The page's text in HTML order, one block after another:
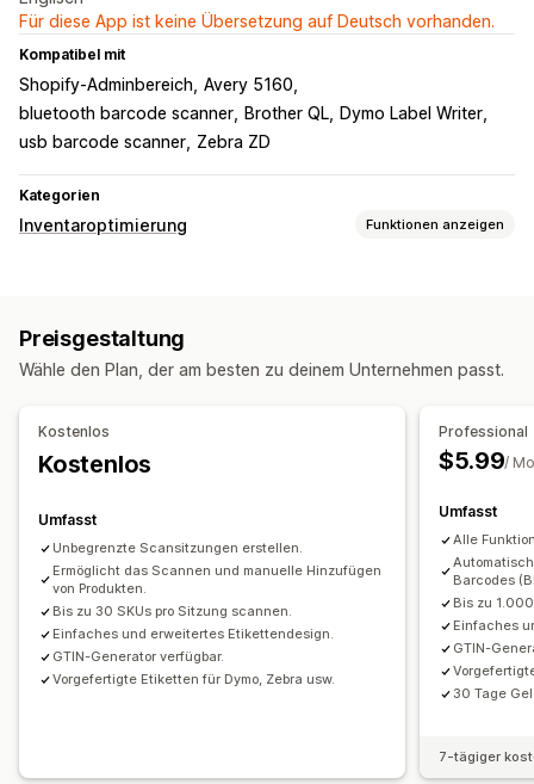
Für diese App ist keine Übersetzung auf Deutsch vorhanden.
Kompatibel mit
Shopify-Adminbereich Avery 5160
bluetooth barcode scanner
Brother QL
Dymo Label Writer
usb barcode scanner Zebra ZD
Kategorien
Inventaroptimierung Funktionen anzeigen
Preisgestaltung
Wähle den Plan, der am besten zu deinem Unternehmen passt.
Kostenlos
Kostenlos
Umfasst
Unbegrenzte Scansitzungen erstellen.
Ermöglicht das Scannen und manuelle Hinzufügen
von Produkten.
Bis zu 30 SKUs pro Sitzung scannen.
Einfaches und erweitertes Etikettendesign.
GTIN-Generator verfügbar.
Vorgefertigte Etiketten für Dymo, Zebra usw.
Professional
$5.99/
Umfasst
Alle
Barcodes
Bis zu
Einfaches
GTIN-
30 Tage
7-tägiger